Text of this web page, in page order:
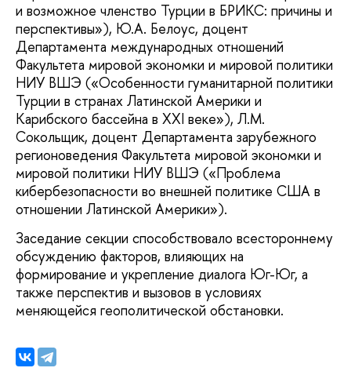
и возможное членство Турции в БРИКС: причины и
перспективы»), Ю.А. Белоус, доцент
Департамента международных отношений
Факультета мировой экономки и мировой политики
НИУ ВШЭ («Особенности гуманитарной политики
Турции в странах Латинской Америки и
Карибского бассейна в XXI веке»), Л.М.
Сокольщик, доцент Департамента зарубежного
регионоведения Факультета мировой экономки и
мировой политики НИУ ВШЭ («Проблема
кибербезопасности во внешней политике США в
отношении Латинской Америки»).
Заседание секции способствовало всестороннему
обсуждению факторов, влияющих на
формирование и укрепление диалога Юг-Юг, а
также перспектив и вызовов в условиях
меняющейся геополитической обстановки.